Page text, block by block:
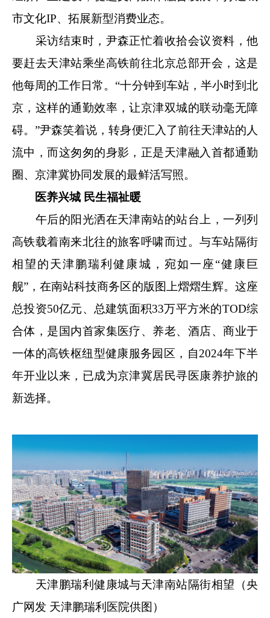
市文化IP、拓展新型消费业态。
采访结束时，尹森正忙着收拾会议资料，他
要赶去天津站乘坐高铁前往北京总部开会，这是
他每周的工作日常。“十分钟到车站，半小时到北
京，这样的通勤效率，让京津双城的联动毫无障
碍。”尹森笑着说，转身便汇入了前往天津站的人
流中，而这匆匆的身影，正是天津融入首都通勤
圈、京津冀协同发展的最鲜活写照。
医养兴城 民生福祉暖
午后的阳光洒在天津南站的站台上，一列列
高铁载着南来北往的旅客呼啸而过。与车站隔街
相望的天津鹏瑞利健康城，宛如一座“健康巨
舰”，在南站科技商务区的版图上熠熠生辉。这座
总投资50亿元、总建筑面积33万平方米的TOD综
合体，是国内首家集医疗、养老、酒店、商业于
一体的高铁枢纽型健康服务园区，自2024年下半
年开业以来，已成为京津冀居民寻医康养护旅的
新选择。
天津鹏瑞利健康城与天津南站隔街相望（央
广网发 天津鹏瑞利医院供图）